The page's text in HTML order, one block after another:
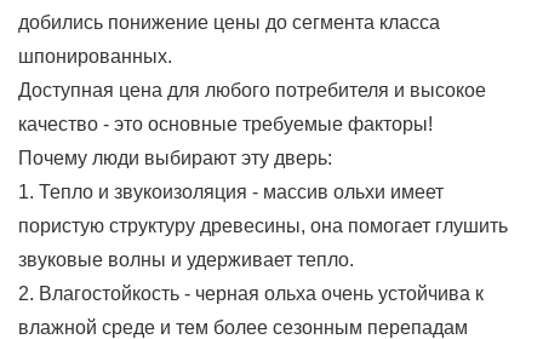
добились понижение цены до сегмента класса
шпонированных.
Доступная цена для любого потребителя и высокое
качество - это основные требуемые факторы!
Почему люди выбирают эту дверь:
1. Тепло и звукоизоляция - массив ольхи имеет
пористую структуру древесины, она помогает глушить
звуковые волны и удерживает тепло.
2. Влагостойкость - черная ольха очень устойчива к
влажной среде и тем более сезонным перепадам